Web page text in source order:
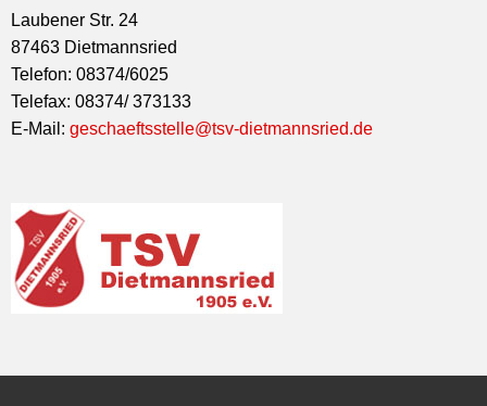
Laubener Str. 24
87463 Dietmannsried
Telefon: 08374/6025
Telefax: 08374/ 373133
E-Mail: geschaeftsstelle@tsv-dietmannsried.de